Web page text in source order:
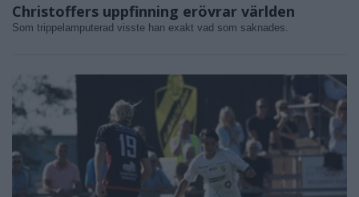
Christoffers uppfinning erövrar världen
Som trippelamputerad visste han exakt vad som saknades.